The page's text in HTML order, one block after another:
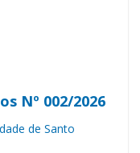
Nº 002/2026
de Santo